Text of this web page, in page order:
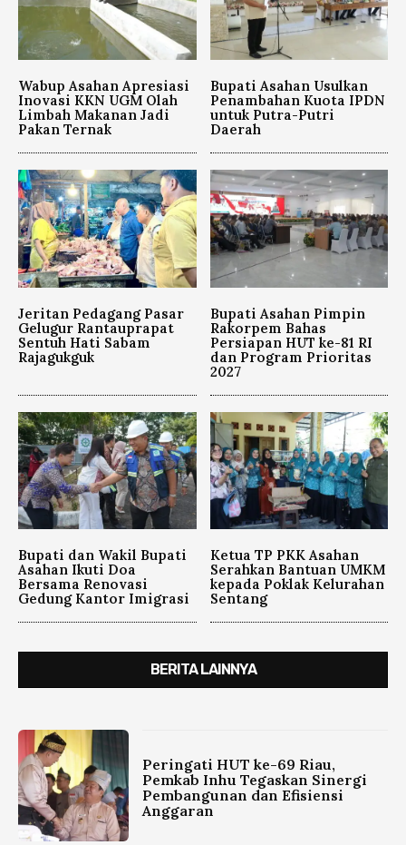
Wabup Asahan Apresiasi
Inovasi KKN UGM Olah
Limbah Makanan Jadi
Pakan Ternak
Bupati Asahan Usulkan
Penambahan Kuota IPDN
untuk Putra-Putri
Daerah
Jeritan Pedagang Pasar
Gelugur Rantauprapat
Sentuh Hati Sabam
Rajagukguk
Bupati Asahan Pimpin
Rakorpem Bahas
Persiapan HUT ke-81 RI
dan Program Prioritas
2027
Bupati dan Wakil Bupati
Asahan Ikuti Doa
Bersama Renovasi
Gedung Kantor Imigrasi
Ketua TP PKK Asahan
Serahkan Bantuan UMKM
kepada Poklak Kelurahan
Sentang
BERITA LAINNYA
Peringati HUT ke-69 Riau,
Pemkab Inhu Tegaskan Sinergi
Pembangunan dan Efisiensi
Anggaran